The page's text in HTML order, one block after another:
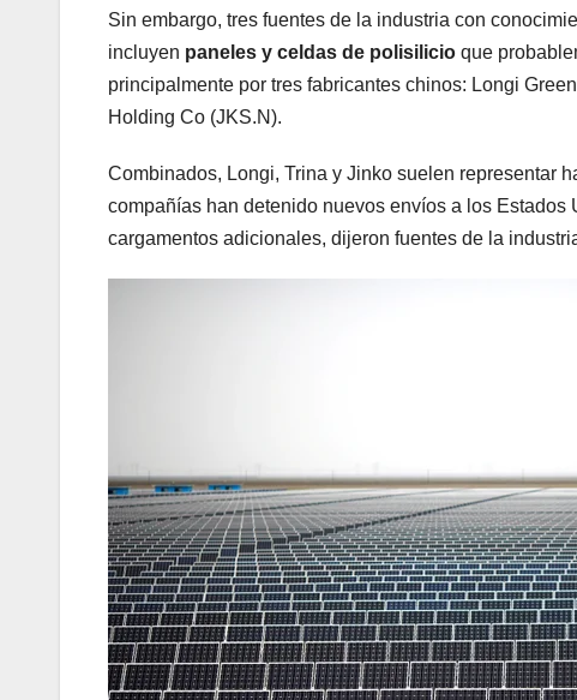
Sin embargo, tres fuentes de la industria con
incluyen paneles y celdas de polisilicio que
principalmente por tres fabricantes chinos: Longi
Holding Co (JKS.N).
Combinados, Longi, Trina y Jinko suelen representar
compañías han detenido nuevos envíos a los
cargamentos adicionales, dijeron fuentes de la